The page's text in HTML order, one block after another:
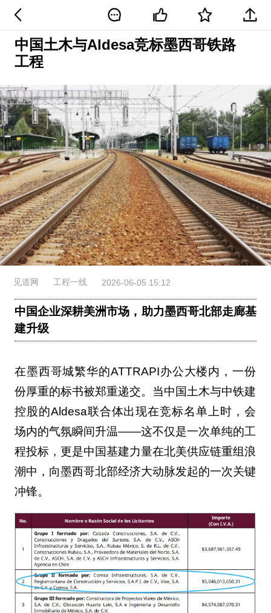
中国土木与Aldesa竞标墨西哥铁路
工程
见道网 工程一线 2026-06-05 15:12
中国企业深耕美洲市场，助力墨西哥北部走廊基
建升级
在墨西哥城繁华的ATTRAPI办公大楼内，一份
份厚重的标书被郑重递交。当中国土木与中铁建
控股的Aldesa联合体出现在竞标名单上时，会
场内的气氛瞬间升温——这不仅是一次单纯的工
程投标，更是中国基建力量在北美供应链重组浪
潮中，向墨西哥北部经济大动脉发起的一次关键
冲锋。